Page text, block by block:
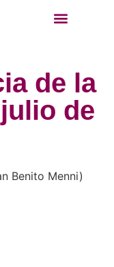
de la
de
Benito Menni)